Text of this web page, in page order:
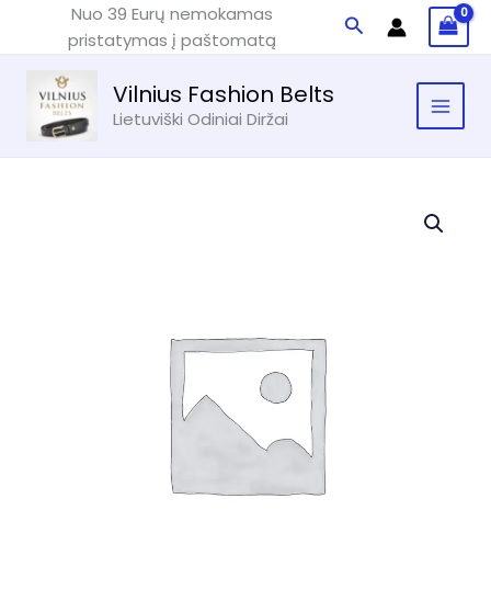
Nuo 39 Eurų nemokamas
pristatymas į paštomatą
Paieška
Vilnius Fashion Belts
Lietuviški Odiniai Diržai